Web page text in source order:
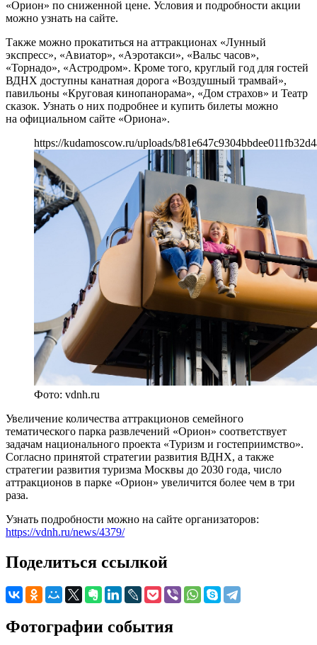
«Орион» по сниженной цене. Условия и подробности акции
можно узнать на сайте.
Также можно прокатиться на аттракционах «Лунный
экспресс», «Авиатор», «Аэротакси», «Вальс часов»,
«Торнадо», «Астродром». Кроме того, круглый год для гостей
ВДНХ доступны канатная дорога «Воздушный трамвай»,
павильоны «Круговая кинопанорама», «Дом страхов» и Театр
сказок. Узнать о них подробнее и купить билеты можно
на официальном сайте «Ориона».
https://kudamoscow.ru/uploads/
Фото: vdnh.ru
Увеличение количества аттракционов семейного
тематического парка развлечений «Орион» соответствует
задачам национального проекта «Туризм и гостеприимство».
Согласно принятой стратегии развития ВДНХ, а также
стратегии развития туризма Москвы до 2030 года, число
аттракционов в парке «Орион» увеличится более чем в три
раза.
Узнать подробности можно на сайте организаторов:
https://vdnh.ru/news/4379/
Поделиться ссылкой
Фотографии события